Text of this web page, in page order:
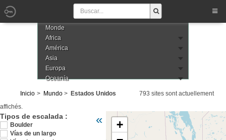
Monde
Africa
América
Asia
Europa
Oceanía
Inicio Mundo Estados Unidos
793 sites sont actuellement
affichés.
Tipos de escalada :
Boulder
Vías de un largo
« Veuillez patienter pendant le chargement
+